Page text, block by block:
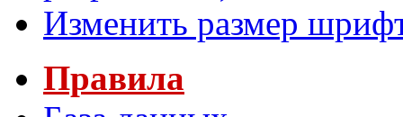
Изменить размер
Правила